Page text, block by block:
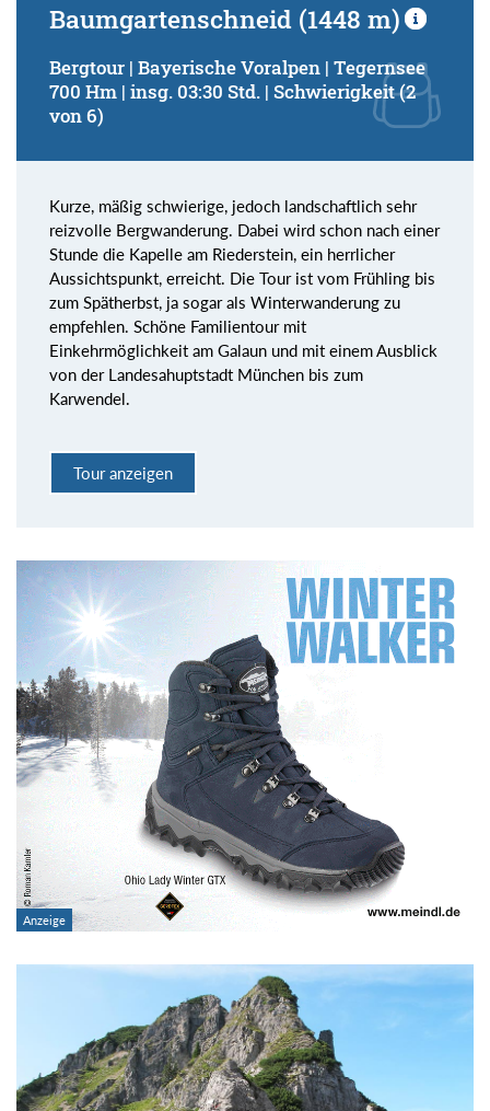
Baumgartenschneid (1448 m)
Bergtour | Bayerische Voralpen | Tegernsee
700 Hm | insg. 03:30 Std. | Schwierigkeit (2
von 6)
Kurze, mäßig schwierige, jedoch landschaftlich sehr
reizvolle Bergwanderung. Dabei wird schon nach einer
Stunde die Kapelle am Riederstein, ein herrlicher
Aussichtspunkt, erreicht. Die Tour ist vom Frühling bis
zum Spätherbst, ja sogar als Winterwanderung zu
empfehlen. Schöne Familientour mit
Einkehrmöglichkeit am Galaun und mit einem Ausblick
von der Landesahuptstadt München bis zum
Karwendel.
Tour anzeigen